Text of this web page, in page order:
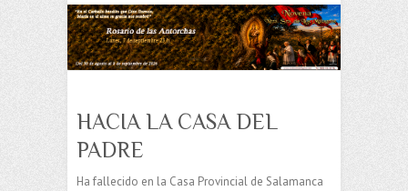
HACIA LA CASA DEL
PADRE
Ha fallecido en la Casa Provincial de Salamanca